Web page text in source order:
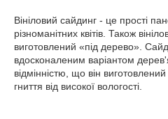
Вініловий сайдинг - це прості
різноманітних квітів. Також
виготовлений «під дерево».
вдосконаленим варіантом
відмінністю, що він
гниття від високої вологості.